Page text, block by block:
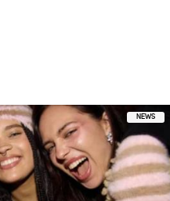
NEWS